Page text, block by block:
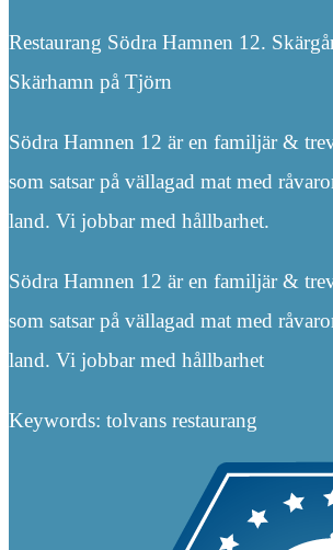
Restaurang Södra Hamnen 12.
Skärhamn på Tjörn
Södra Hamnen 12 är en familjär &
som satsar på vällagad mat med
land. Vi jobbar med hållbarhet.
Södra Hamnen 12 är en familjär &
som satsar på vällagad mat med
land. Vi jobbar med hållbarhet
Keywords: tolvans restaurang